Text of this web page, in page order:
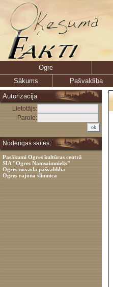
Ogre
Sākums
Pašvaldība
Autorizācija
Lietotājs:
Parole:
Noderīgas saites:
Pasākumi Ogres kultūras centrā
SIA "Ogres Namsaimnieks"
Ogres novada pašvaldība
Ogres rajona slimnīca